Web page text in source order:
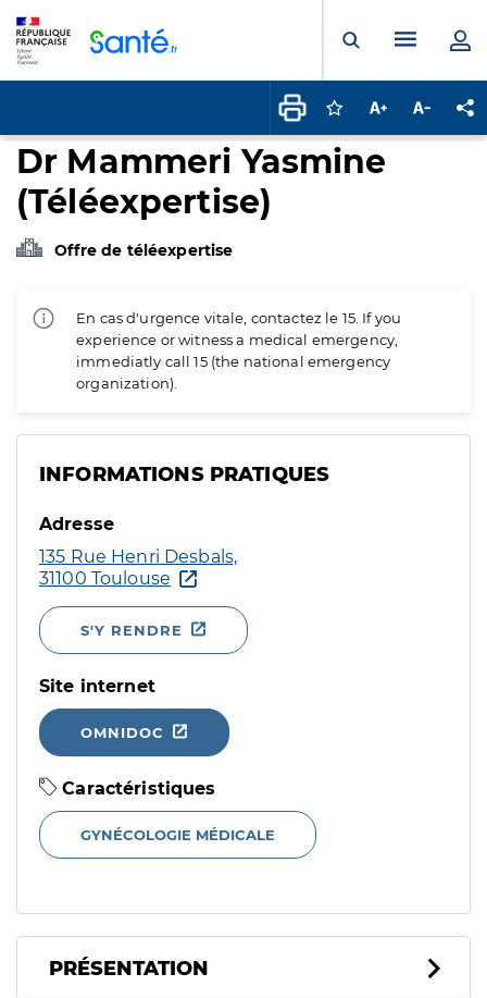
Ouvrir laMenu
Connectez-vous
Augmenter la
Dr Mammeri Yasmine
(Téléexpertise)
Offre de téléexpertise
En cas d'urgence vitale, contactez le 15. If you
experience or witness a medical emergency,
immediatly call 15 (the national emergency
organization).
INFORMATIONS PRATIQUES
Adresse
135 Rue Henri Desbals,
31100 Toulouse
S'Y RENDRE
Site internet
OMNIDOC
Caractéristiques
GYNÉCOLOGIE MÉDICALE
PRÉSENTATION